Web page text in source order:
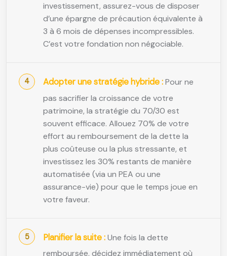
investissement, assurez-vous de disposer
d’une épargne de précaution équivalente à
3 à 6 mois de dépenses incompressibles.
C’est votre fondation non négociable.
Adopter une stratégie hybride :Pour ne
pas sacrifier la croissance de votre
patrimoine, la stratégie du 70/30 est
souvent efficace. Allouez 70% de votre
effort au remboursement de la dette la
plus coûteuse ou la plus stressante, et
investissez les 30% restants de manière
automatisée (via un PEA ou une
assurance-vie) pour que le temps joue en
votre faveur.
Planifier la suite :Une fois la dette
remboursée, décidez immédiatement où